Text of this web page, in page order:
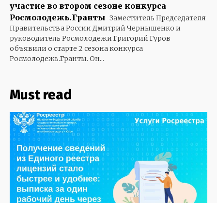
участие во втором сезоне конкурса
Росмолодежь.Гранты Заместитель Председателя
Правительства России Дмитрий Чернышенко и
руководитель Росмолодежи Григорий Гуров
объявили о старте 2 сезона конкурса
Росмолодежь.Гранты. Он...
Must read